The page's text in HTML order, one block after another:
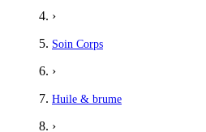
›
Soin Corps
›
Huile & brume
›